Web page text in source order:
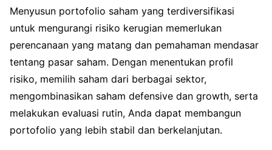
Menyusun portofolio saham yang terdiversifikasi
untuk mengurangi risiko kerugian memerlukan
perencanaan yang matang dan pemahaman mendasar
tentang pasar saham. Dengan menentukan profil
risiko, memilih saham dari berbagai sektor,
mengombinasikan saham defensive dan growth, serta
melakukan evaluasi rutin, Anda dapat membangun
portofolio yang lebih stabil dan berkelanjutan.